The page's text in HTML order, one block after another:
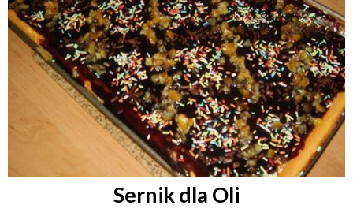
Sernik dla Oli